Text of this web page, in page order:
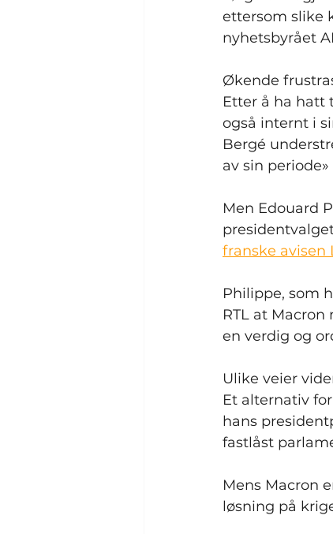
ettersom slike
nyhetsbyrået
Økende
Etter å ha hatt
også internt i
Bergé
av sin periode»
Men Edouard
franske avisen
Philippe, som
RTL at
en verdig og
Ulike veier
Et alternativ
hans
fastlåst
Mens Macron
løsning på